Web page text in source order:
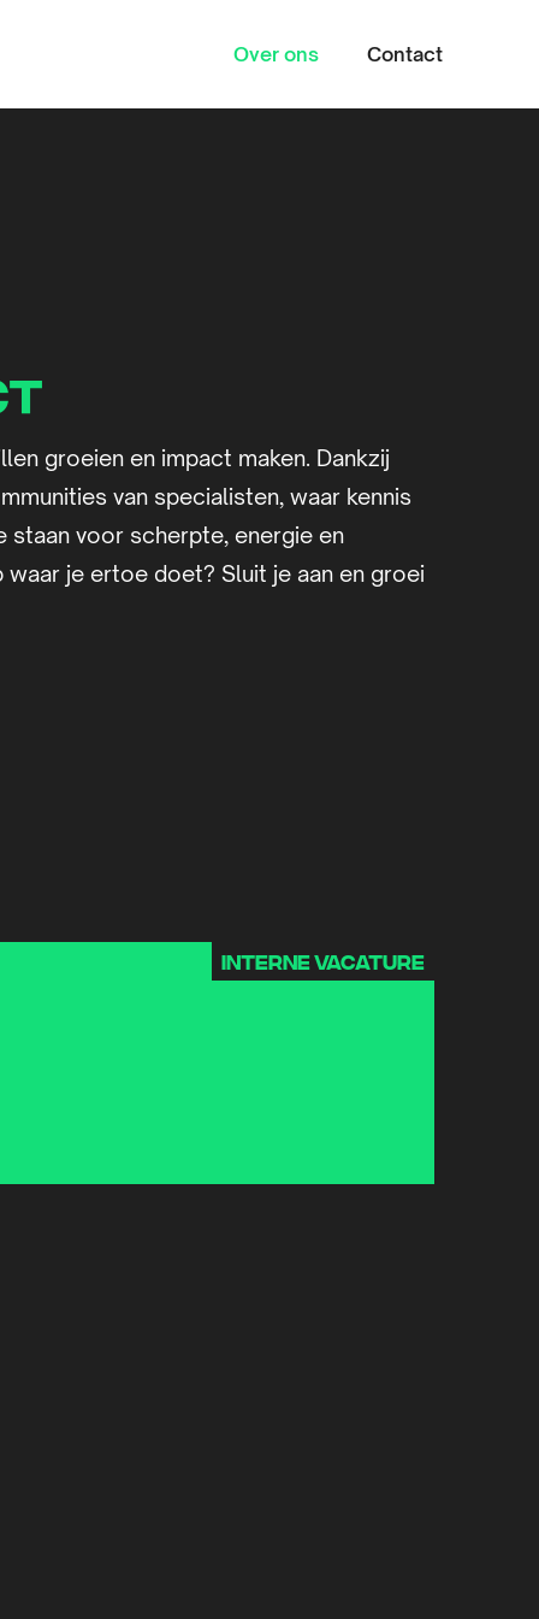
Over ons Contact
groeien en impact maken. Dankzij
van specialisten, waar kennis
voor scherpte, energie en
je ertoe doet? Sluit je aan en groei
Interne vacature